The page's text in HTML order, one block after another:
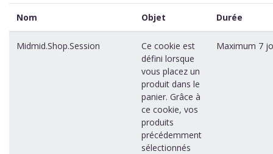
Nom Objet Durée
Midmid.Shop.Session
Ce cookie est
défini lorsque
vous placez un
produit dans le
panier. Grâce à
ce cookie, vos
produits
précédemment
sélectionnés
Maximum 7